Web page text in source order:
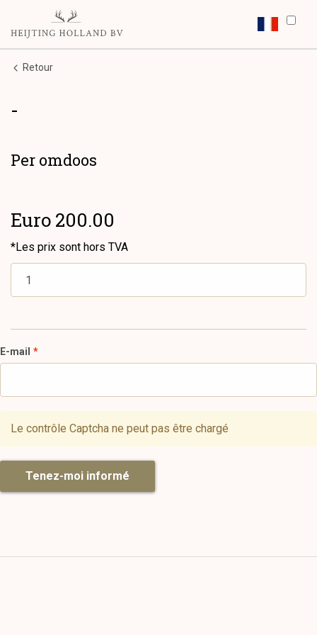
Retour
-
Per omdoos
Euro 200.00
*Les prix sont hors TVA
E-mail
Le contrôle Captcha ne peut pas être chargé
Tenez-moi informé